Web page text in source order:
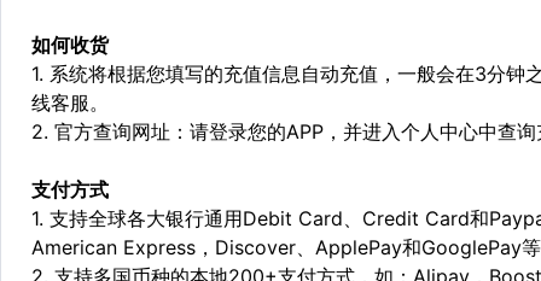
如何收货
1. 系统将根据您填写的充值信息自动充值，一般会在3分
线客服。
2. 官方查询网址：请登录您的APP，并进入个人中心中查
支付方式
1. 支持全球各大银行通用Debit Card、Credit Card和
American Express，Discover、ApplePay和GooglePay
2. 支持多国币种的本地200+支付方式，如：Alipay，